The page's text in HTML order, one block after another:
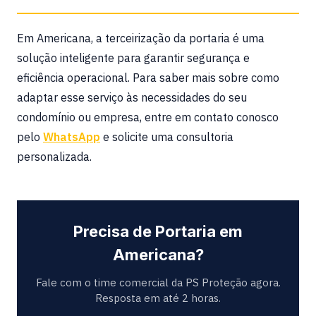
tecnologias específicas.
Em Americana, a terceirização da portaria é uma
solução inteligente para garantir segurança e
eficiência operacional. Para saber mais sobre como
adaptar esse serviço às necessidades do seu
condomínio ou empresa, entre em contato conosco
pelo WhatsApp e solicite uma consultoria
personalizada.
Precisa de Portaria em
Americana?
Fale com o time comercial da PS Proteção agora.
Resposta em até 2 horas.